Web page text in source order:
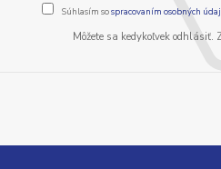
Súhlasím sospracovaním osobných
Môžete sa kedykoľvek